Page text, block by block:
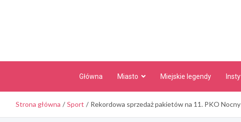
Główna Miasto Miejskie legendy
Strona główna Sport Rekordowa sprzedaż pakietów na 11. PKO